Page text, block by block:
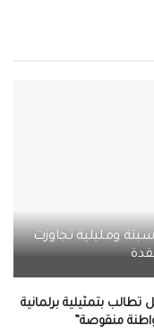
ومليلية تجاوزت
بتمثيلية برلمانية
منقوصة”